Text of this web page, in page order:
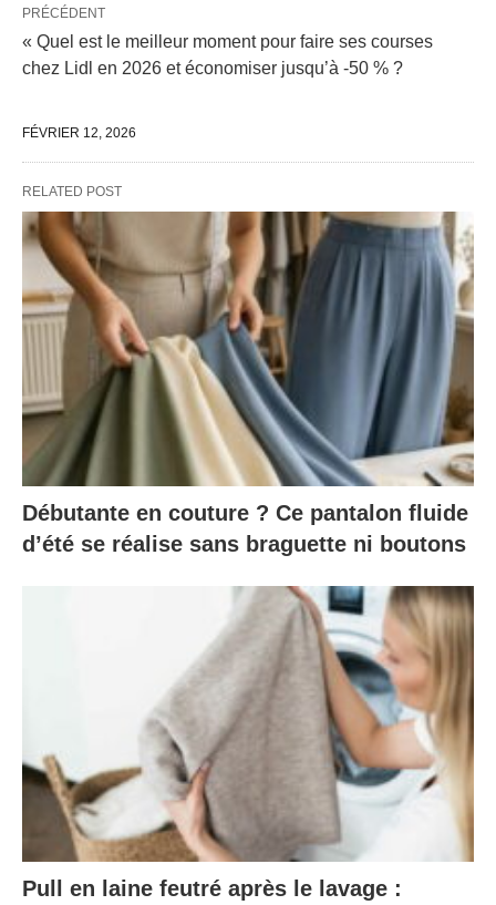
PRÉCÉDENT
« Quel est le meilleur moment pour faire ses courses
chez Lidl en 2026 et économiser jusqu’à -50 % ?
FÉVRIER 12, 2026
RELATED POST
Débutante en couture ? Ce pantalon fluide
d’été se réalise sans braguette ni boutons
Pull en laine feutré après le lavage :